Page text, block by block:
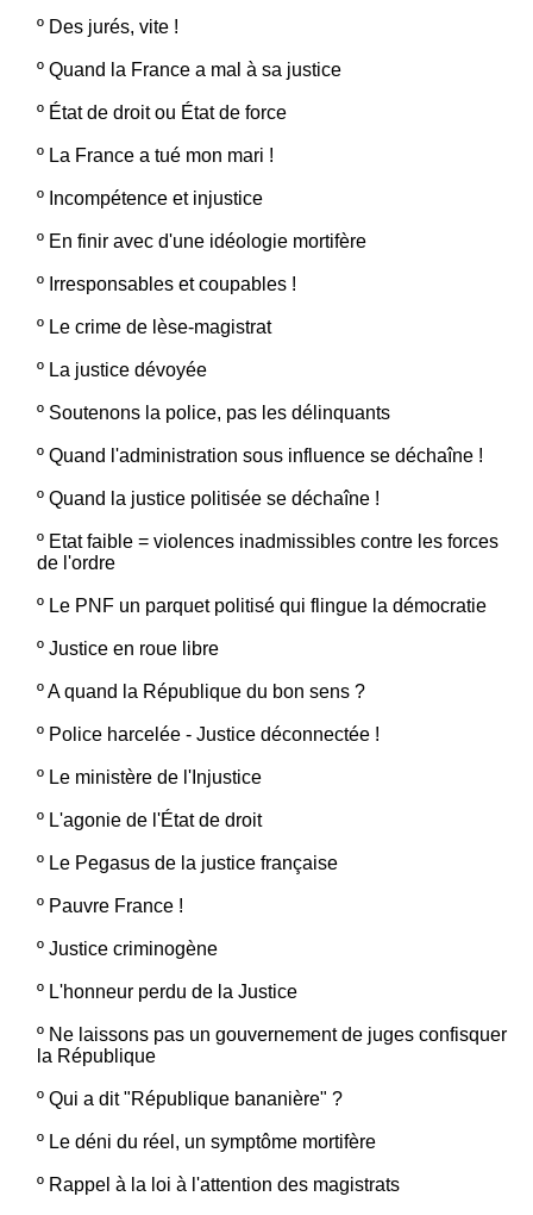
º Des jurés, vite !
º Quand la France a mal à sa justice
º État de droit ou État de force
º La France a tué mon mari !
º Incompétence et injustice
º En finir avec d'une idéologie mortifère
º Irresponsables et coupables !
º Le crime de lèse-magistrat
º La justice dévoyée
º Soutenons la police, pas les délinquants
º Quand l'administration sous influence se déchaîne !
º Quand la justice politisée se déchaîne !
º Etat faible = violences inadmissibles contre les forces
de l'ordre
º Le PNF un parquet politisé qui flingue la démocratie
º Justice en roue libre
ºA quand la République du bon sens ?
º Police harcelée - Justice déconnectée !
º Le ministère de l'Injustice
º L'agonie de l'État de droit
º Le Pegasus de la justice française
º Pauvre France !
º Justice criminogène
º L'honneur perdu de la Justice
º Ne laissons pas un gouvernement de juges confisquer
la République
º Qui a dit "République bananière" ?
º Le déni du réel, un symptôme mortifère
º Rappel à la loi à l'attention des magistrats